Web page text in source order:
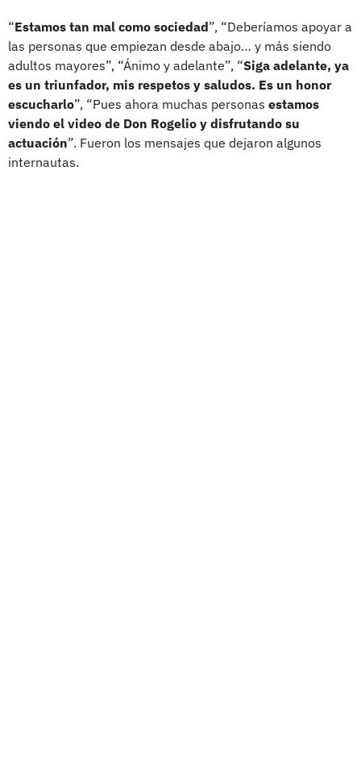
“Estamos tan mal como sociedad”, “Deberíamos apoyar a
las personas que empiezan desde abajo… y más siendo
adultos mayores”, “Ánimo y adelante”, “Siga adelante, ya
es un triunfador, mis respetos y saludos. Es un honor
escucharlo”, “Pues ahora muchas personas estamos
viendo el video de Don Rogelio y disfrutando su
actuación”. Fueron los mensajes que dejaron algunos
internautas.